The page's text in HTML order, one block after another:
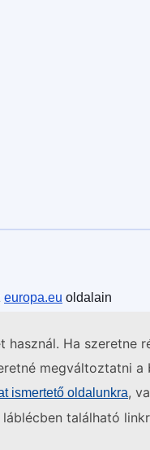
használ. Ha szeretne
megváltoztatni a
ismertető oldalunkra,
található
europa.eu oldalain